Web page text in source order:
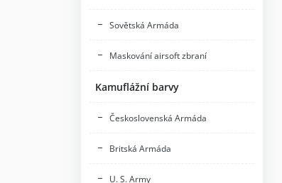
Sovětská Armáda
Maskování airsoft zbraní
Kamuflážní barvy
Československá Armáda
Britská Armáda
U. S. Army